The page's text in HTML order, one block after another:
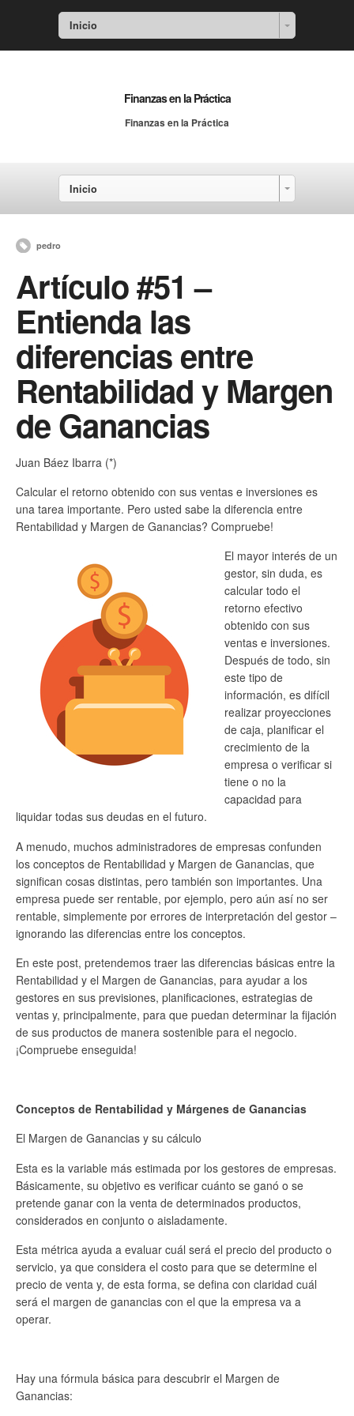
Inicio
Finanzas en la Práctica
Finanzas en la Práctica
Inicio
pedro
Artículo #51 –
Entienda las
diferencias entre
Rentabilidad y Margen
de Ganancias
Juan Báez Ibarra (*)
Calcular el retorno obtenido con sus ventas e inversiones es
una tarea importante. Pero usted sabe la diferencia entre
Rentabilidad y Margen de Ganancias? Compruebe!
El mayor interés de un
gestor, sin duda, es
calcular todo el
retorno efectivo
obtenido con sus
ventas e inversiones.
Después de todo, sin
este tipo de
información, es difícil
realizar proyecciones
de caja, planificar el
crecimiento de la
empresa o verificar si
tiene o no la
capacidad para
liquidar todas sus deudas en el futuro.
A menudo, muchos administradores de empresas confunden
los conceptos de Rentabilidad y Margen de Ganancias, que
significan cosas distintas, pero también son importantes. Una
empresa puede ser rentable, por ejemplo, pero aún así no ser
rentable, simplemente por errores de interpretación del gestor –
ignorando las diferencias entre los conceptos.
En este post, pretendemos traer las diferencias básicas entre la
Rentabilidad y el Margen de Ganancias, para ayudar a los
gestores en sus previsiones, planificaciones, estrategias de
ventas y, principalmente, para que puedan determinar la fijación
de sus productos de manera sostenible para el negocio.
¡Compruebe enseguida!
Conceptos de Rentabilidad y Márgenes de Ganancias
El Margen de Ganancias y su cálculo
Esta es la variable más estimada por los gestores de empresas.
Básicamente, su objetivo es verificar cuánto se ganó o se
pretende ganar con la venta de determinados productos,
considerados en conjunto o aisladamente.
Esta métrica ayuda a evaluar cuál será el precio del producto o
servicio, ya que considera el costo para que se determine el
precio de venta y, de esta forma, se defina con claridad cuál
será el margen de ganancias con el que la empresa va a
operar.
Hay una fórmula básica para descubrir el Margen de
Ganancias: